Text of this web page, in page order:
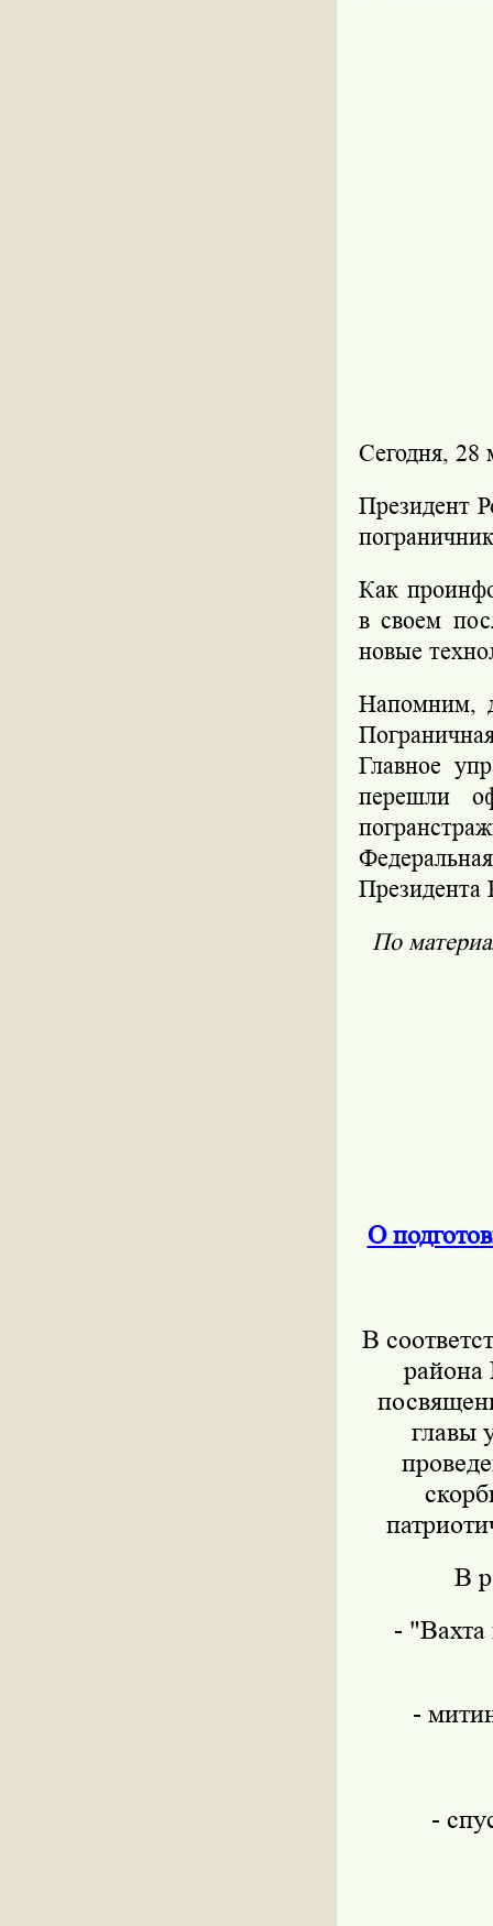
Сегодня, 28
Президент
Как
в своем
новые
Напомним,
Главное
перешли
Президента
По
О
В
района
главы
В
- "Вахта
-
-